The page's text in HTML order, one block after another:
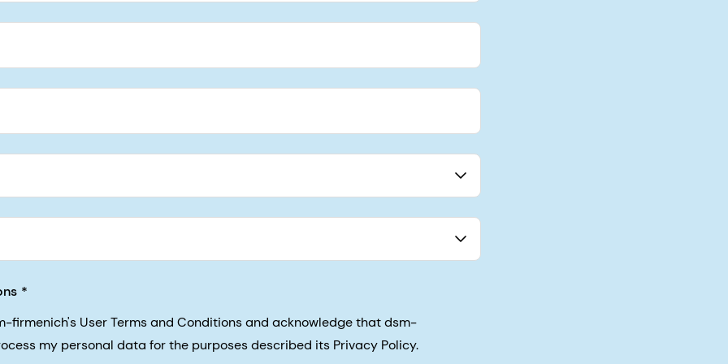
San Francisco, California, US
firmenich's User Terms and Conditions and acknowledge that dsm-
my personal data for the purposes described its Privacy Policy.